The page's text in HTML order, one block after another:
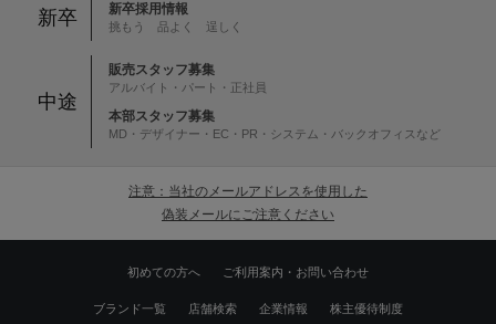
新卒 新卒採用情報
挑もう 品よく 逞しく
中途
販売スタッフ募集
アルバイト・パート・正社員
本部スタッフ募集
MD・デザイナー・EC・PR・システム・バックオフィスなど
注意：当社のメールアドレスを使用した
偽装メールにご注意ください
初めての方へ ご利用案内・お問い合わせ
ブランド一覧 店舗検索 企業情報 株主優待制度